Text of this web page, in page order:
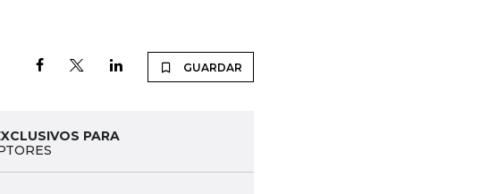
GUARDAR
PARA